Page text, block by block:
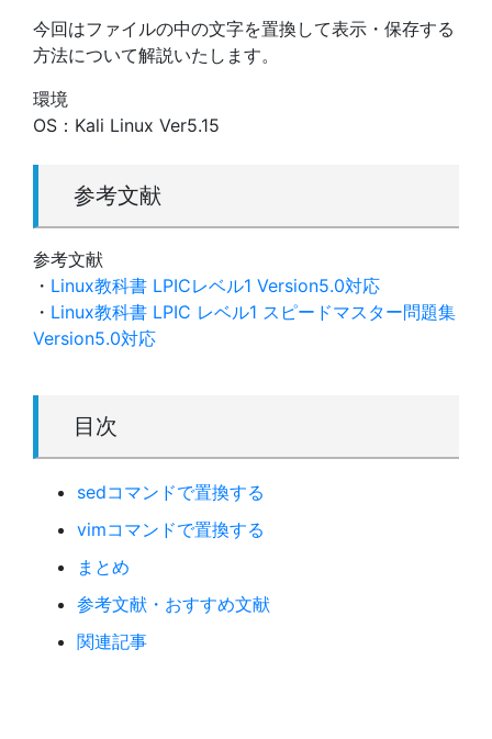
今回はファイルの中の文字を置換して表示・保存する
方法について解説いたします。
環境
OS：Kali Linux Ver5.15
参考文献
参考文献
・ Linux教科書 LPICレベル1 Version5.0対応
・ Linux教科書 LPIC レベル1 スピードマスター問題集
Version5.0対応
目次
sedコマンドで置換する
vimコマンドで置換する
まとめ
参考文献・おすすめ文献
関連記事